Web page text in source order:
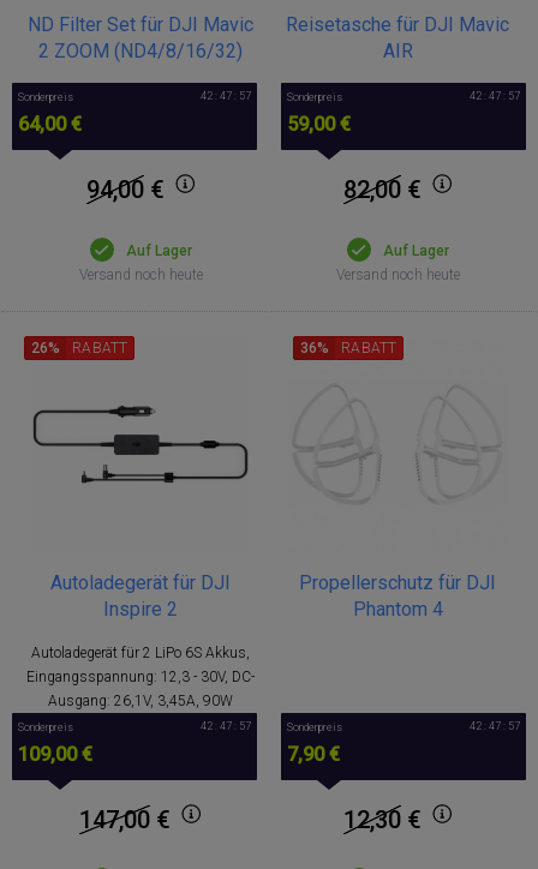
ND Filter Set für DJI Mavic
2 ZOOM (ND4/8/16/32)
Sonderpreis
64,00 €
42 : 47 : 57
94,00€
Auf Lager
Versand noch heute
Reisetasche für DJI Mavic
AIR
Sonderpreis
59,00 €
42 : 47 : 57
82,00€
Auf Lager
Versand noch heute
Autoladegerät für DJI
Inspire 2
Autoladegerät für 2 LiPo 6S Akkus,
Eingangsspannung: 12,3 - 30V, DC-
Ausgang: 26,1V, 3,45A, 90W
26% RABATT
Sonderpreis
109,00 €
42 : 47 : 57
147,00 €
Propellerschutz für DJI
Phantom 4
36% RABATT
Sonderpreis
7,90 €
42 : 47 : 57
12,30€